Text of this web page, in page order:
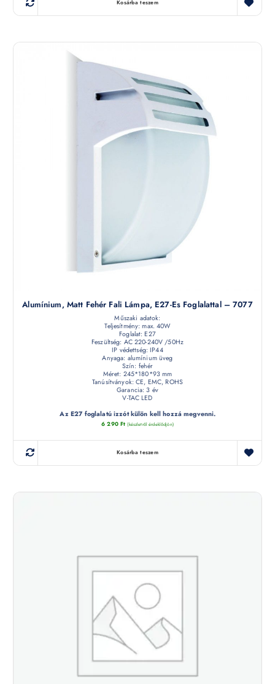
Kosárba teszem
Alumínium, Matt Fehér Fali Lámpa, E27-Es Foglalattal – 7077
Műszaki adatok:
Teljesítmény: max. 40W
Foglalat: E27
Feszültség: AC 220-240V /50Hz
IP védettség: IP44
Anyaga: alumínium üveg
Szín: fehér
Méret: 245*180*93 mm
Tanúsítványok: CE, EMC, ROHS
Garancia: 3 év
V-TAC LED
Az E27 foglalatú izzót külön kell hozzá megvenni.
6 290 Ft (készletről érdeklődjön)
Kosárba teszem